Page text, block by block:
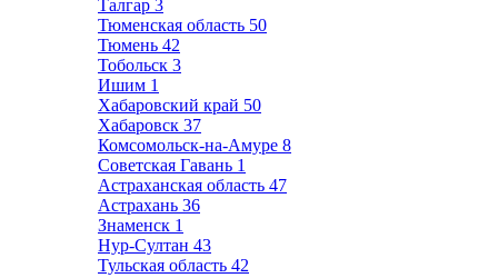
Талгар 3
Тюменская область 50
Тюмень 42
Тобольск 3
Ишим 1
Хабаровский край 50
Хабаровск 37
Комсомольск-на-Амуре 8
Советская Гавань 1
Астраханская область 47
Астрахань 36
Знаменск 1
Нур-Султан 43
Тульская область 42